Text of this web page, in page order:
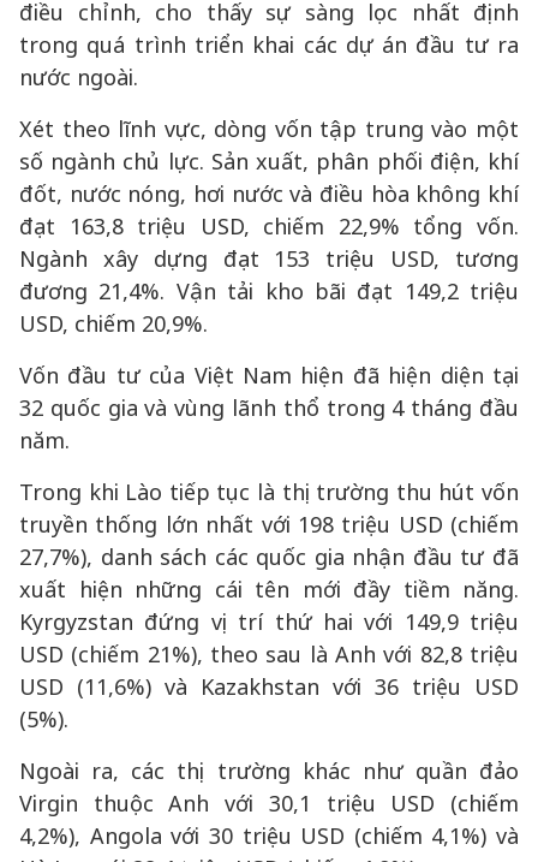
điều chỉnh, cho thấy sự sàng lọc nhất định
trong quá trình triển khai các dự án đầu tư ra
nước ngoài.
Xét theo lĩnh vực, dòng vốn tập trung vào một
số ngành chủ lực. Sản xuất, phân phối điện, khí
đốt, nước nóng, hơi nước và điều hòa không khí
đạt 163,8 triệu USD, chiếm 22,9% tổng vốn.
Ngành xây dựng đạt 153 triệu USD, tương
đương 21,4%. Vận tải kho bãi đạt 149,2 triệu
USD, chiếm 20,9%.
Vốn đầu tư của Việt Nam hiện đã hiện diện tại
32 quốc gia và vùng lãnh thổ trong 4 tháng đầu
năm.
Trong khi Lào tiếp tục là thị trường thu hút vốn
truyền thống lớn nhất với 198 triệu USD (chiếm
27,7%), danh sách các quốc gia nhận đầu tư đã
xuất hiện những cái tên mới đầy tiềm năng.
Kyrgyzstan đứng vị trí thứ hai với 149,9 triệu
USD (chiếm 21%), theo sau là Anh với 82,8 triệu
USD (11,6%) và Kazakhstan với 36 triệu USD
(5%).
Ngoài ra, các thị trường khác như quần đảo
Virgin thuộc Anh với 30,1 triệu USD (chiếm
4,2%), Angola với 30 triệu USD (chiếm 4,1%) và